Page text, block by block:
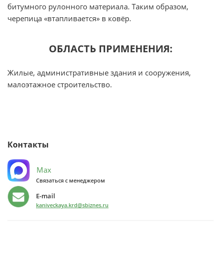
битумного рулонного материала. Таким образом,
черепица «втапливается» в ковёр.
ОБЛАСТЬ ПРИМЕНЕНИЯ:
Жилые, административные здания и сооружения,
малоэтажное строительство.
Контакты
Max
Связаться с менеджером
E-mail
kaniveckaya.krd@sbiznes.ru